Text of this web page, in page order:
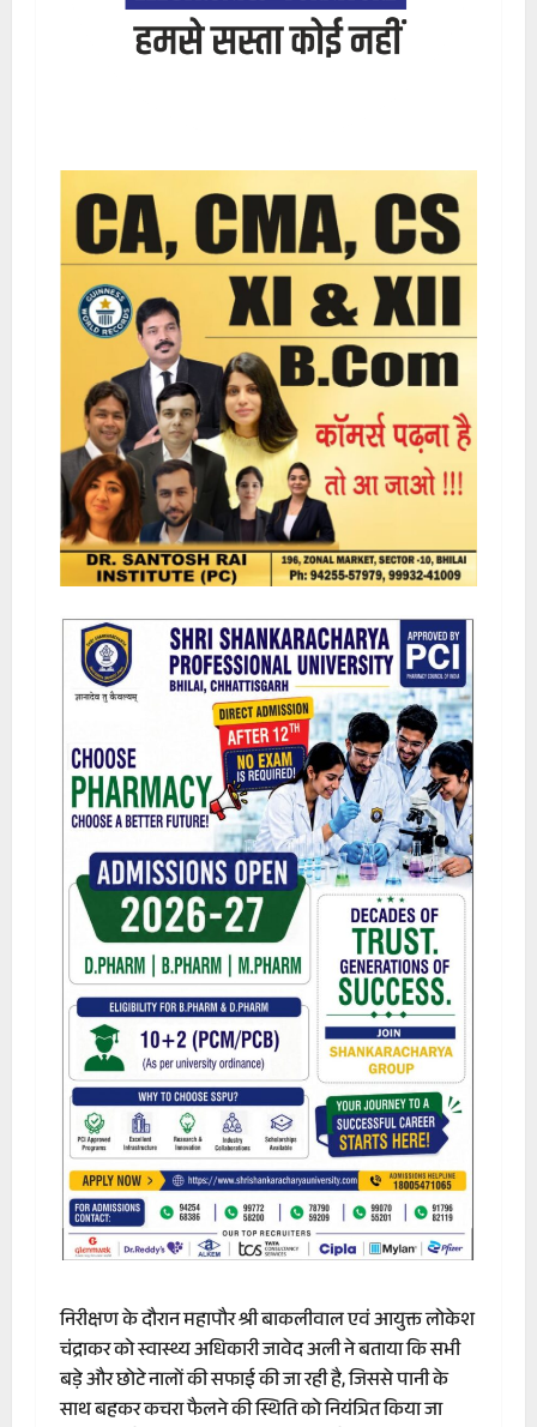
निरीक्षण के दौरान महापौर श्री बाकलीवाल एवं आयुक्त लोकेश
चंद्राकर को स्वास्थ्य अधिकारी जावेद अली ने बताया कि सभी
बड़े और छोटे नालों की सफाई की जा रही है, जिससे पानी के
साथ बहकर कचरा फैलने की स्थिति को नियंत्रित किया जा